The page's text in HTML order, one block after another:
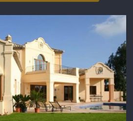
по имейл
mail адрес*